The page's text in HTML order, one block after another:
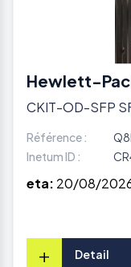
Hewlett-
CKIT-OD-SFP
Référence :
Inetum ID :
eta: 20/08/
+ Detail